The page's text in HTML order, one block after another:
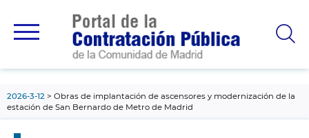
principal
2026-3-12
Obras de implantación de ascensores y modernización de la
estación de San Bernardo de Metro de Madrid